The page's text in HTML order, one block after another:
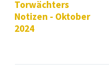
Torwächters
Notizen - Oktober
2024